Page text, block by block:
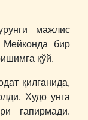
мажлис
бир
қўй.
қилганида,
Худо унга
гапирмади.